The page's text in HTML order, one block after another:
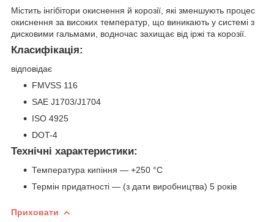
Містить інгібітори окиснення й корозії, які зменшують процес
окиснення за високих температур, що виникають у системі з
дисковими гальмами, водночас захищає від іржі та корозії.
Класифікація:
відповідає
FMVSS 116
SAE J1703/J1704
ISO 4925
DOT-4
Технічні характеристики:
Температура кипіння — +250 °C
Термін придатності — (з дати виробництва) 5 років
Приховати